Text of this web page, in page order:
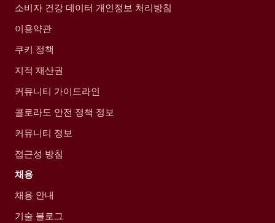
소비자 건강 데이터 개인정보 처리방침
이용약관
쿠키 정책
지적 재산권
커뮤니티 가이드라인
콜로라도 안전 정책 정보
커뮤니티 정보
접근성 방침
채용
채용 안내
기술 블로그